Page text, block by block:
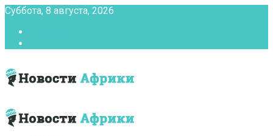
Суббота, 8 августа, 2026